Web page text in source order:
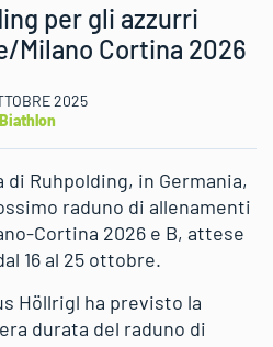
per gli azzurri
Milano Cortina 2026
2025
Biathlon
di Ruhpolding, in Germania,
raduno di allenamenti
Cortina 2026 e B, attese
16 al 25 ottobre.
Höllrigl ha previsto la
durata del raduno di